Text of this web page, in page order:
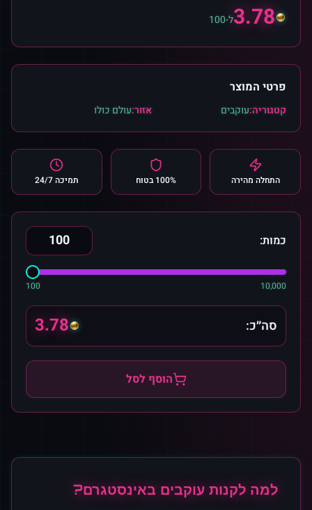
3.78ל-100
פרטי המוצר
קטגוריה:עוקבים אזור:עולם כולו
התחלה מהירה 100% בטוח תמיכה 24/7
כמות:
100 10,000
סה״כ: 3.78
הוסף לסל
למה לקנות עוקבים באינסטגרם?